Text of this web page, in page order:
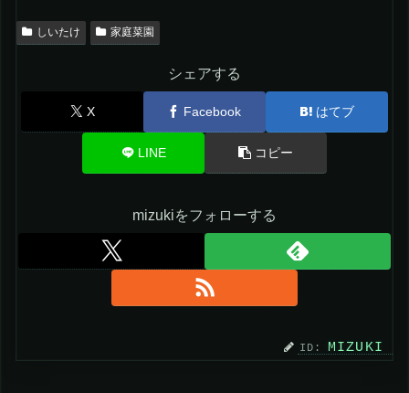
しいたけ 家庭菜園
シェアする
X Facebook はてブ
LINE コピー
mizukiをフォローする
MIZUKI